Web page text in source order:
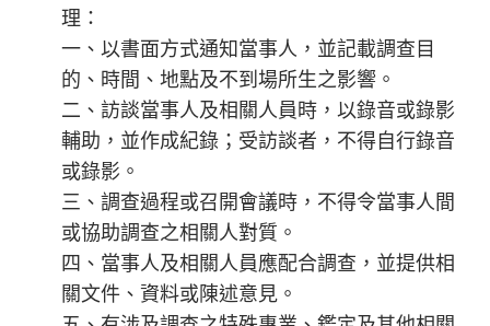
理：
一、以書面方式通知當事人，並記載調查目
的、時間、地點及不到場所生之影響。
二、訪談當事人及相關人員時，以錄音或錄影
輔助，並作成紀錄；受訪談者，不得自行錄音
或錄影。
三、調查過程或召開會議時，不得令當事人間
或協助調查之相關人對質。
四、當事人及相關人員應配合調查，並提供相
關文件、資料或陳述意見。